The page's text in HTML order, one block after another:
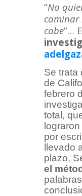
“No
caminar
cabe”…
Se trata
de
febrero
total,
por
llevado
plazo.
el